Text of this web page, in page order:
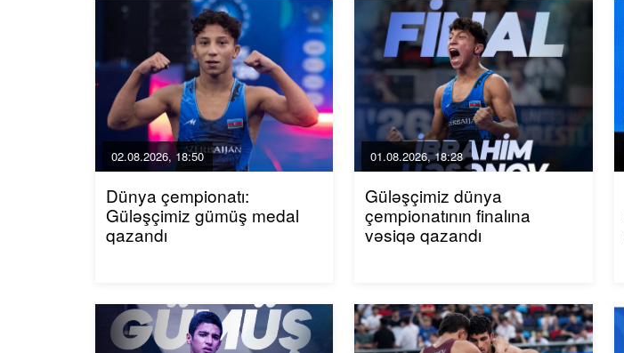
02.08.2026, 18:50
Dünya çempionatı:
Güləşçimiz gümüş medal
qazandı
01.08.2026, 18:28
Güləşçimiz dünya
çempionatının finalına
vəsiqə qazandı